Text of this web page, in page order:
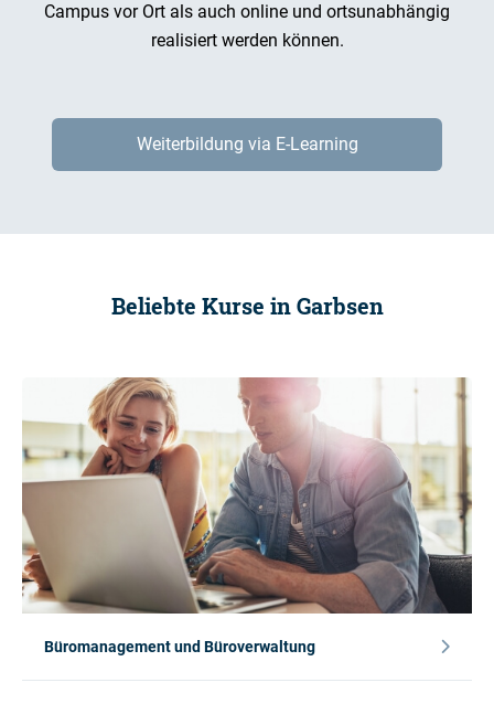
Campus vor Ort als auch online und ortsunabhängig
realisiert werden können.
Weiterbildung via E-Learning
Beliebte Kurse in Garbsen
Büromanagement und Büroverwaltung